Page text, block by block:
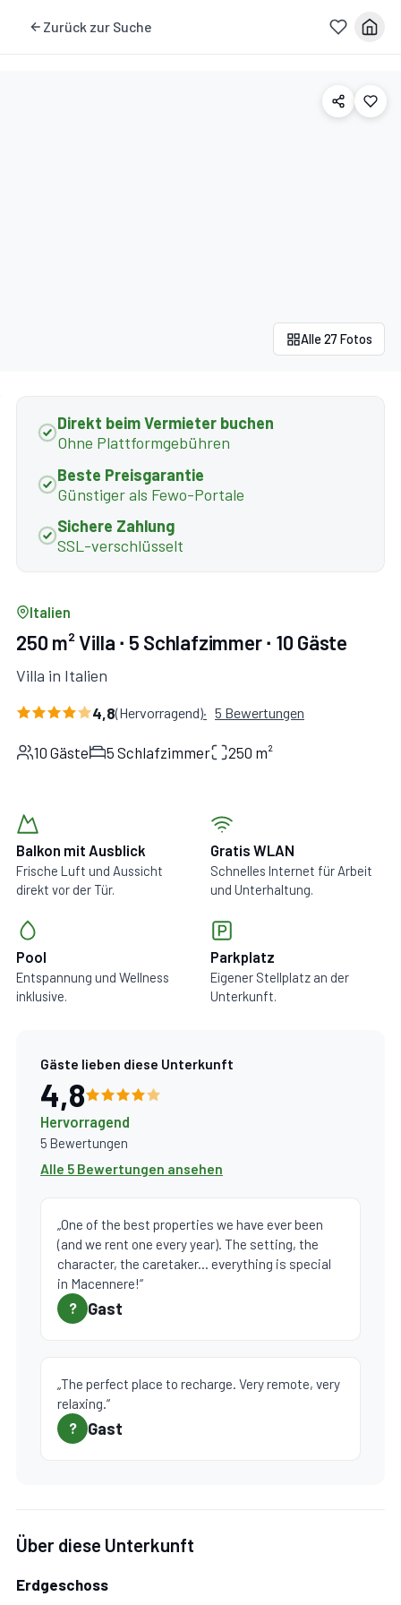
Zurück zur Suche
Alle 27 Fotos
Direkt beim Vermieter buchen
Ohne Plattformgebühren
Beste Preisgarantie
Günstiger als Fewo-Portale
Sichere Zahlung
SSL-verschlüsselt
Italien
250 m² Villa ∙ 5 Schlafzimmer ∙ 10 Gäste
Villa in Italien
4,8(Hervorragend) 5 Bewertungen
10 Gäste 5 Schlafzimmer 250 m²
Balkon mit Ausblick
Frische Luft und Aussicht
direkt vor der Tür.
Gratis WLAN
Schnelles Internet für Arbeit
und Unterhaltung.
Pool
Entspannung und Wellness
inklusive.
Parkplatz
Eigener Stellplatz an der
Unterkunft.
Gäste lieben diese Unterkunft
4,8
Hervorragend
5 Bewertungen
Alle 5 Bewertungen ansehen
„One of the best properties we have ever been
(and we rent one every year). The setting, the
character, the caretaker... everything is special
in Macennere!“
? Gast
„The perfect place to recharge. Very remote, very
relaxing.“
? Gast
Über diese Unterkunft
Erdgeschoss